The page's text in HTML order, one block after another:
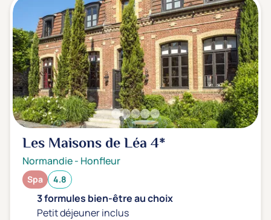
Les Maisons de Léa4*
Normandie- Honfleur
Spa 4.8
3 formules bien-être au choix
Petit déjeuner inclus